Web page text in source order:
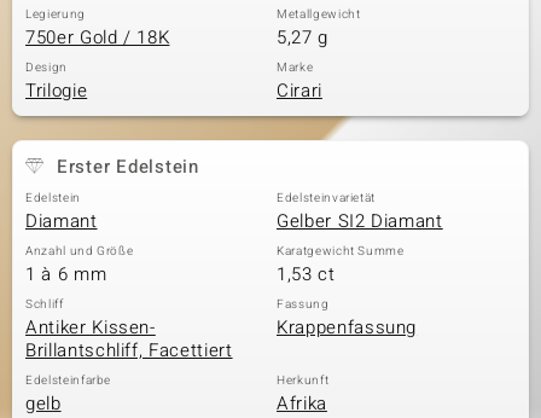
Classics
Legierung
750er Gold / 18K
Metallgewicht
5,27 g
Design
Trilogie
Marke
Cirari
Erster Edelstein
Edelstein
Diamant
Edelsteinvarietät
Gelber SI2 Diamant
Anzahl und Größe
1 à 6 mm
Karatgewicht Summe
1,53 ct
Schliff
Antiker Kissen-
Brillantschliff, Facettiert
Fassung
Krappenfassung
Edelsteinfarbe
gelb
Herkunft
Afrika